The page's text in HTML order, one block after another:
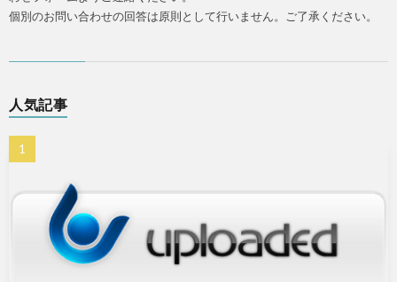
個別のお問い合わせの回答は原則として行いません。ご了承ください。
人気記事